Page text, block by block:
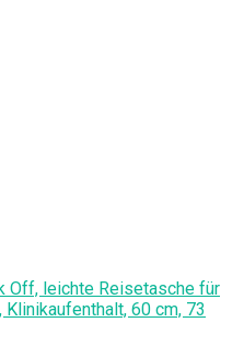
Off, leichte Reisetasche für
60 cm, 73